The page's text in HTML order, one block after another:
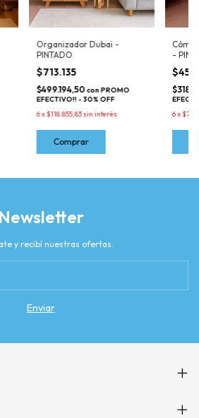
Organizador Dubai -
PINTADO
$713.135
$499.194,50 con PROMO
EFECTIVO!! - 30% OFF
6x$118.855,83sin interés
-
6x
Newsletter
y recibí nuestras ofertas.